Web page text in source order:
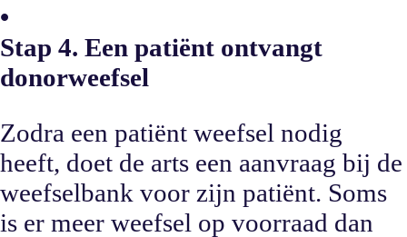
•
Stap 4. Een patiënt ontvangt
donorweefsel
Zodra een patiënt weefsel nodig
heeft, doet de arts een aanvraag bij de
weefselbank voor zijn patiënt. Soms
is er meer weefsel op voorraad dan